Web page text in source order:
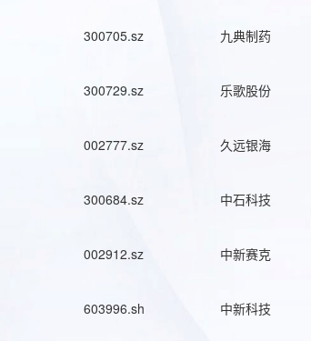
300705.sz 九典制药
300729.sz 乐歌股份
002777.sz 久远银海
300684.sz 中石科技
002912.sz 中新赛克
603996.sh 中新科技